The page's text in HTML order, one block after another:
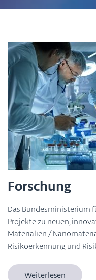
Forschung
Das Bundesministerium
Projekte zu neuen,
Materialien /
Risikoerkennung und
Weiterlesen